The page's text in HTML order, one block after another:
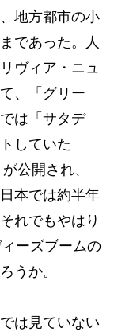
地方都市の小
であった。人
ヴィア・ニュ
、「グリー
は「サタデ
していた
公開され、
本では約半年
れでもやはり
ーズブームの
うか。
は見ていない